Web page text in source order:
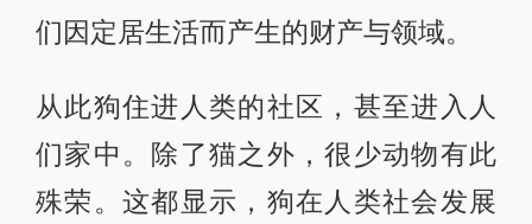
们因定居生活而产生的财产与领域。
从此狗住进人类的社区，甚至进入人
们家中。除了猫之外，很少动物有此
殊荣。这都显示，狗在人类社会发展